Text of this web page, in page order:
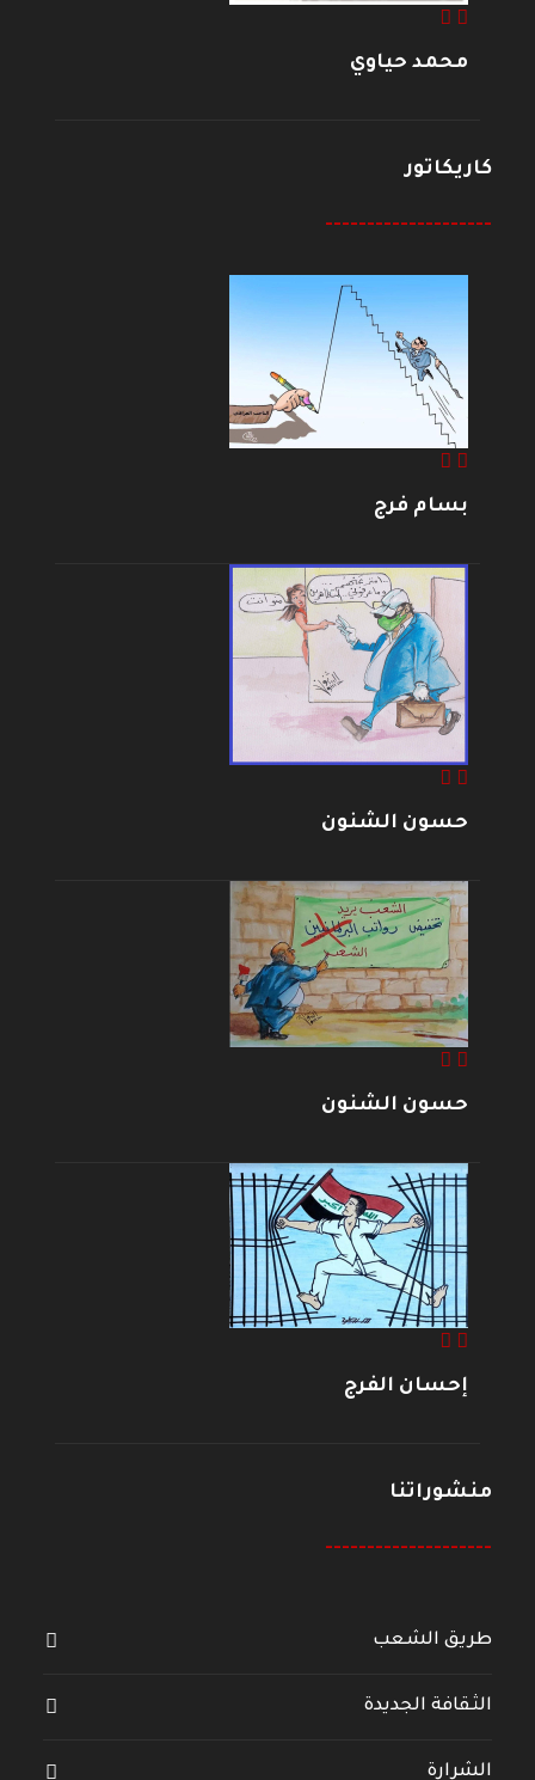
محمد حياوي
كاريكاتور
--------------------
بسام فرج
حسون الشنون
حسون الشنون
إحسان الفرج
منشوراتنا
--------------------
طريق الشعب
الثقافة الجديدة
الشرارة